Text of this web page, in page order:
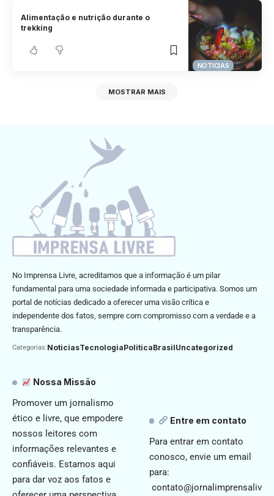
NOTICIAS
Alimentação e nutrição durante o
trekking
MOSTRAR MAIS
No Imprensa Livre, acreditamos que a informação é um pilar
fundamental para uma sociedade informada e participativa. Somos um
portal de notícias dedicado a oferecer uma visão crítica e
independente dos fatos, sempre com compromisso com a verdade e a
transparência.
Categorias:NoticiasTecnologiaPoliticaBrasilUncategorized
Nossa Missão
Promover um jornalismo
ético e livre, que empodere
nossos leitores com
informações relevantes e
confiáveis. Estamos aqui
para dar voz aos fatos e
Entre em contato
Para entrar em contato
conosco, envie um email
para:
contato@jornalimprensaliv